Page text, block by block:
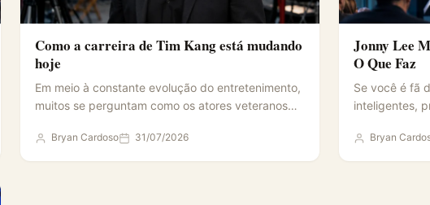
Como a carreira de Tim Kang está mudando
hoje
Em meio à constante evolução do entretenimento,
muitos se perguntam como os atores veteranos
Bryan Cardoso 31/07/2026
Jonny Lee
O Que Faz
Se você é fã
inteligentes,
Bryan